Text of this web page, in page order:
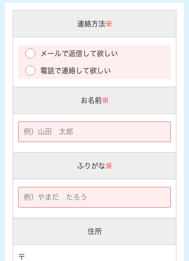
連絡方法※
メールで返信して欲しい
電話で連絡して欲しい
お名前※
ふりがな※
住所
〒